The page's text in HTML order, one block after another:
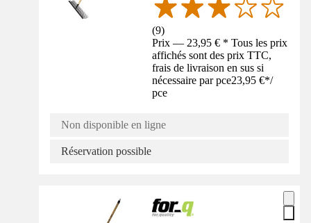
(9)
Prix — 23,95 € * Tous les prix
affichés sont des prix TTC,
frais de livraison en sus si
nécessaire par pce23,95 €*/
pce
Non disponible en ligne
Réservation possible